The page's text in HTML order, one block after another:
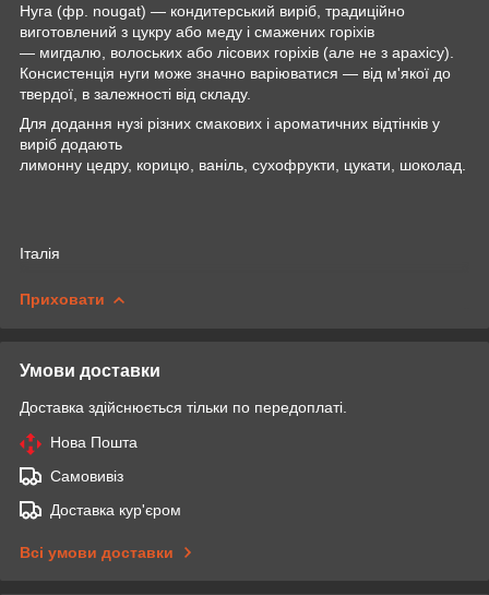
Нуга (фр. nougat) — кондитерський виріб , традиційно
виготовлений з цукру або меду і смажених горіхів
— мигдалю волоських або лісових горіхів (але не з арахісу).
Консистенція нуги може значно варіюватися — від м'якої до
твердої, в залежності від складу.
Для додання нузі різних смакових і ароматичних відтінків у
виріб додають
лимонну цедру, корицю ваніль сухофрукти цукати шоколад
Італія
Приховати
Умови доставки
Доставка здійснюється тільки по передоплаті.
Нова Пошта
Самовивіз
Доставка кур'єром
Всі умови доставки